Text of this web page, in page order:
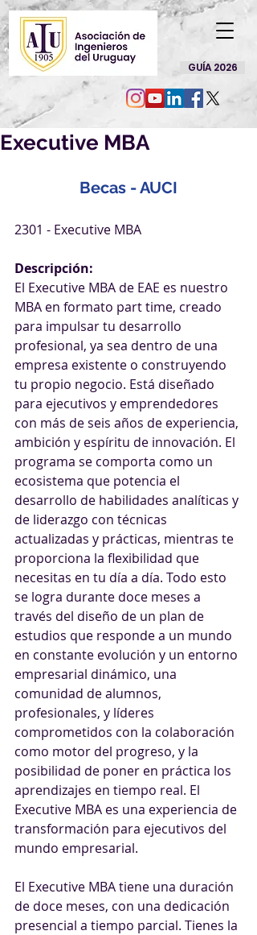
GUÍA 2026
Executive MBA
Becas - AUCI
2301 - Executive MBA
Descripción:
El Executive MBA de EAE es nuestro
MBA en formato part time, creado
para impulsar tu desarrollo
profesional, ya sea dentro de una
empresa existente o construyendo
tu propio negocio. Está diseñado
para ejecutivos y emprendedores
con más de seis años de experiencia,
ambición y espíritu de innovación. El
programa se comporta como un
ecosistema que potencia el
desarrollo de habilidades analíticas y
de liderazgo con técnicas
actualizadas y prácticas, mientras te
proporciona la flexibilidad que
necesitas en tu día a día. Todo esto
se logra durante doce meses a
través del diseño de un plan de
estudios que responde a un mundo
en constante evolución y un entorno
empresarial dinámico, una
comunidad de alumnos,
profesionales, y líderes
comprometidos con la colaboración
como motor del progreso, y la
posibilidad de poner en práctica los
aprendizajes en tiempo real. El
Executive MBA es una experiencia de
transformación para ejecutivos del
mundo empresarial.
El Executive MBA tiene una duración
de doce meses, con una dedicación
presencial a tiempo parcial. Tienes la